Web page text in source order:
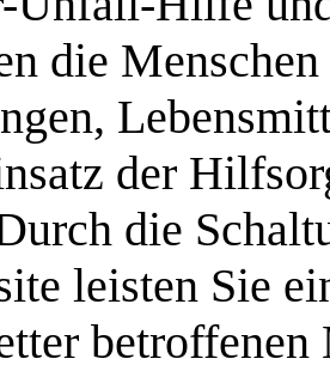
die
der
die
leisten Sie
betroffenen